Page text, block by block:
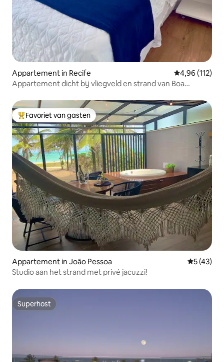
Appartement in Recife Gemiddelde
4,96 (112)
Appartement dicht bij vliegveld en strand van Boa
Topfavoriet van gasten
Favoriet van gasten
Appartement in João Pessoa
5 (43)
Studio aan het strand met privé jacuzzi!
Superhost
Superhost